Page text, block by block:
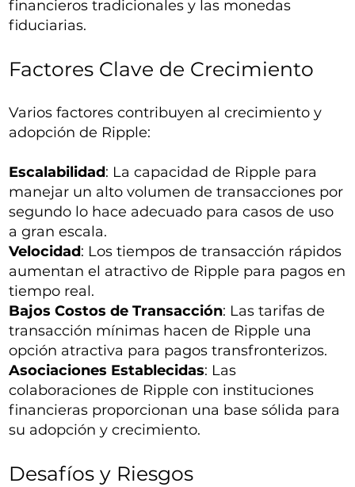
financieros tradicionales y las monedas
fiduciarias.
Factores Clave de Crecimiento
Varios factores contribuyen al crecimiento y
adopción de Ripple:
Escalabilidad: La capacidad de Ripple para
manejar un alto volumen de transacciones por
segundo lo hace adecuado para casos de uso
a gran escala.
Velocidad: Los tiempos de transacción rápidos
aumentan el atractivo de Ripple para pagos en
tiempo real.
Bajos Costos de Transacción: Las tarifas de
transacción mínimas hacen de Ripple una
opción atractiva para pagos transfronterizos.
Asociaciones Establecidas: Las
colaboraciones de Ripple con instituciones
financieras proporcionan una base sólida para
su adopción y crecimiento.
Desafíos y Riesgos